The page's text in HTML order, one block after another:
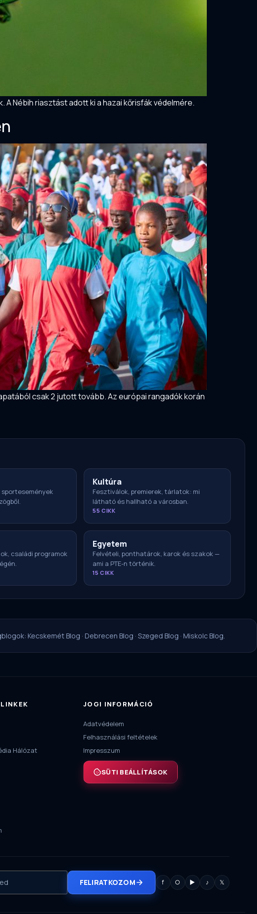
Nébih riasztást adott ki a hazai kőrisfák védelmére.
csak 2 jutott tovább. Az európai rangadók korán
Kultúra
Fesztiválok, premierek, tárlatok: mi
látható és hallható a városban.
55 CIKK
családi programok
Egyetem
Felvételi, ponthatárok, karok és szakok —
ami a PTE-n történik.
15 CIKK
Kecskemét Blog · Debrecen Blog · Szeged Blog · Miskolc Blog
Hálózat
JOGI INFORMÁCIÓ
Adatvédelem
Felhasználási feltételek
Impresszum
SÜTI BEÁLLÍTÁSOK
FELIRATKOZOM f ○ ▶ ♪ 𝕏